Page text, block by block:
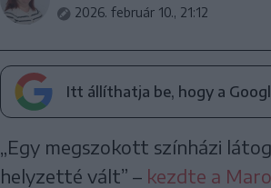
2026. február 10., 21:12
Itt állíthatja be, hogy a
„Egy megszokott színházi
helyzetté vált” – kezdte a